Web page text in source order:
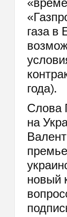
газа в
года).
Слова
на
новый